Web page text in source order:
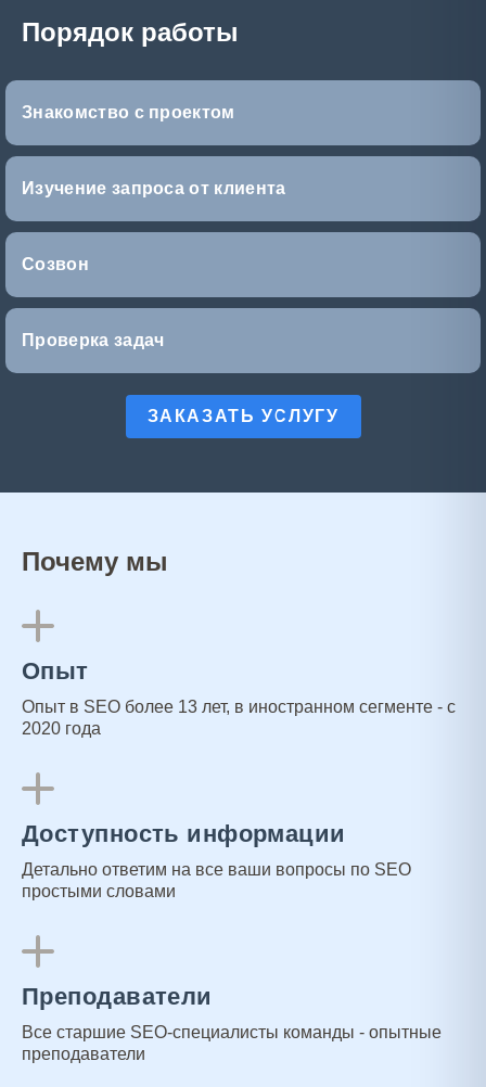
Порядок работы
Знакомство с проектом
Изучение запроса от клиента
Созвон
Проверка задач
ЗАКАЗАТЬ УСЛУГУ
Почему мы
Опыт
Опыт в SEO более 13 лет, в иностранном сегменте - с
2020 года
Доступность информации
Детально ответим на все ваши вопросы по SEO
простыми словами
Преподаватели
Все старшие SEO-специалисты команды - опытные
преподаватели